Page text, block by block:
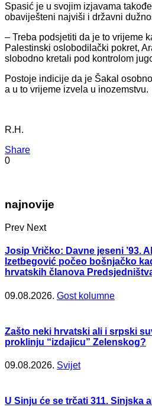
Spasić je u svojim izjavama
obaviješteni najviši i državni
– Treba podsjetiti da je to vrijeme
Palestinski oslobodilački pokret,
slobodno kretali pod kontrolom
Postoje indicije da je Šakal
a u to vrijeme izvela u inozemstvu.
R.H.
Share
0
najnovije
Prev Next
Josip Vričko: Davne jeseni ’93.
Izetbegović počeo bošnjačko
hrvatskih članova
09.08.2026. Gost kolumne
Zašto neki hrvatski ali i srpski
proklinju “izdajicu” Zelenskog?
09.08.2026. Svijet
U Sinju će se trčati 311. Sinjska